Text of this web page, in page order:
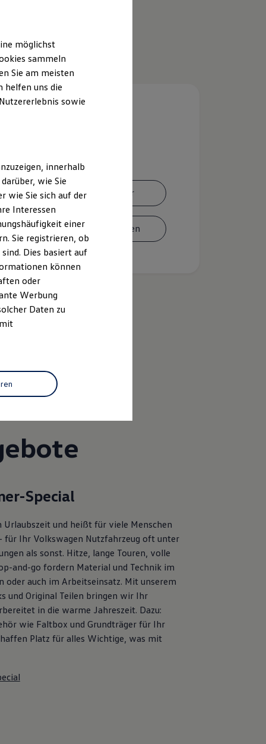
Ansprechpartner
Termin vereinbaren
Special
Urlaubszeit und heißt für viele Menschen
für Ihr Volkswagen Nutzfahrzeug oft unter
als sonst. Hitze, lange Touren, volle
and-go fordern Material und Technik im
oder auch im Arbeitseinsatz. Mit unserem
und Original Teilen bringen wir Ihr
in die warme Jahreszeit. Dazu:
wie Faltbox und Grundträger für Ihr
Platz für alles Wichtige, was mit
möglichst
sammeln
Sie am meisten
helfen uns die
sowie
innerhalb
wie Sie
wie Sie sich auf der
Interessen
einer
Sie registrieren, ob
Dies basiert auf
können
oder
Werbung
Daten zu